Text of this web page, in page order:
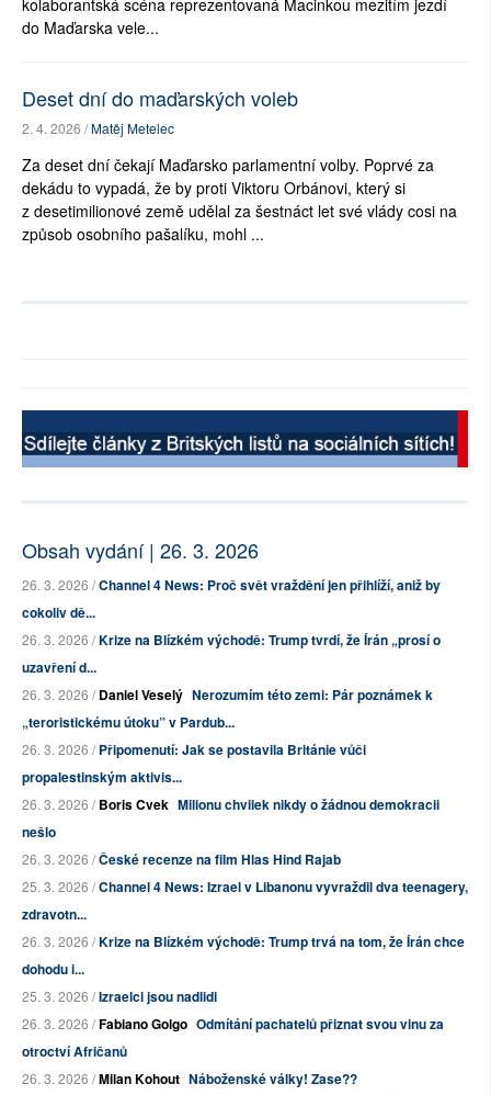
do Maďarska vele...
Deset dní do maďarských voleb
2. 4. 2026 /Matěj Metelec
Za deset dní čekají Maďarsko parlamentní volby. Poprvé za
dekádu to vypadá, že by proti Viktoru Orbánovi, který si
z desetimilionové země udělal za šestnáct let své vlády cosi na
způsob osobního pašalíku, mohl ...
Obsah vydání | 26. 3. 2026
26. 3. 2026 /Channel 4 News: Proč svět vraždění jen přihlíží, aniž by
cokoliv dě...
26. 3. 2026 /Krize na Blízkém východě: Trump tvrdí, že Írán „prosí o
uzavření d...
26. 3. 2026 /Daniel Veselý Nerozumím této zemi: Pár poznámek k
„teroristickému útoku” v Pardub...
26. 3. 2026 /Připomenutí: Jak se postavila Británie vůči
propalestinským aktivis...
26. 3. 2026 /Boris Cvek Milionu chvilek nikdy o žádnou demokracii
nešlo
26. 3. 2026 /České recenze na film Hlas Hind Rajab
25. 3. 2026 /Channel 4 News: Izrael v Libanonu vyvraždil dva teenagery,
zdravotn...
26. 3. 2026 /Krize na Blízkém východě: Trump trvá na tom, že Írán chce
dohodu i...
25. 3. 2026 /Izraelci jsou nadlidi
26. 3. 2026 /Fabiano Golgo Odmítání pachatelů přiznat svou vinu za
otroctví Afričanů
26. 3. 2026 /Milan Kohout Náboženské války! Zase??